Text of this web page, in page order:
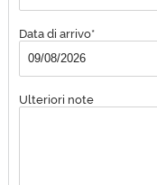
Data di arrivo*
Ulteriori note